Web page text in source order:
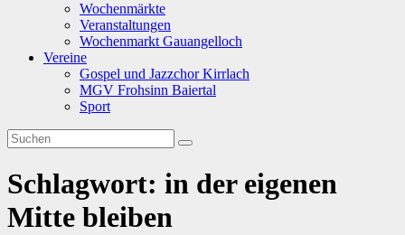
Wochenmärkte
Veranstaltungen
Wochenmarkt Gauangelloch
Vereine
Gospel und Jazzchor Kirrlach
MGV Frohsinn Baiertal
Sport
Schlagwort: in der eigenen
Mitte bleiben